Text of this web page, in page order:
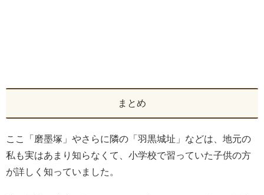
まとめ
ここ「磨墨塚」やさらに隣の「羽黒城址」などは、地元の
私も実はあまり知らなくて、小学校で習っていた子供の方
が詳しく知っていました。